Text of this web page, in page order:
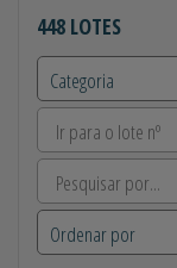
448 LOTES